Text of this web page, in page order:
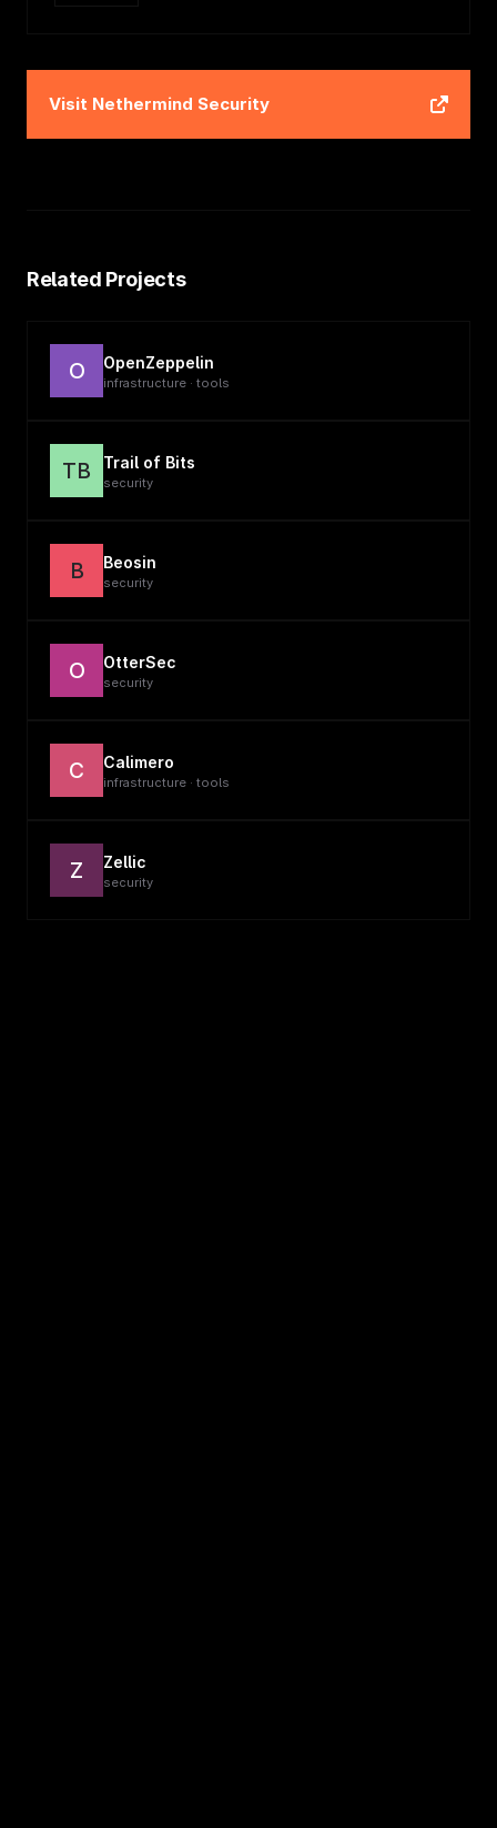
Visit Nethermind Security
Related Projects
O OpenZeppelin
infrastructure · tools
TB Trail of Bits
security
B Beosin
security
O OtterSec
security
C Calimero
infrastructure · tools
Z Zellic
security